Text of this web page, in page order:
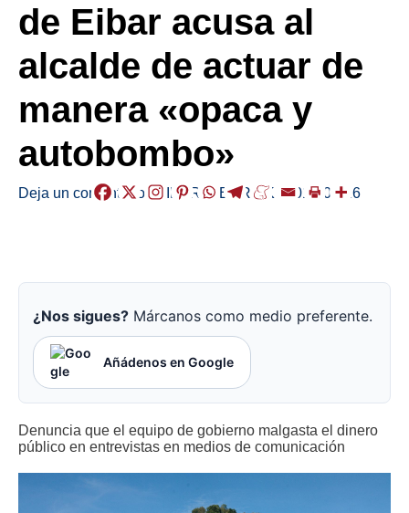
de Eibar acusa al
alcalde de actuar de
manera «opaca y
autobombo»
Deja un comentario /EIBAR ,HERRIAK /2018-02-16
¿Nos sigues? Márcanos como medio preferente.
Añádenos en Google
Denuncia que el equipo de gobierno malgasta el dinero
público en entrevistas en medios de comunicación